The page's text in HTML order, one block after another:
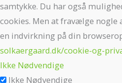
samtykke. Du har også
cookies. Men at fravælge nogle
en indvirkning på din
solkaergaard.dk/cookie-og-
Ikke Nødvendige
Ikke Nødvendige